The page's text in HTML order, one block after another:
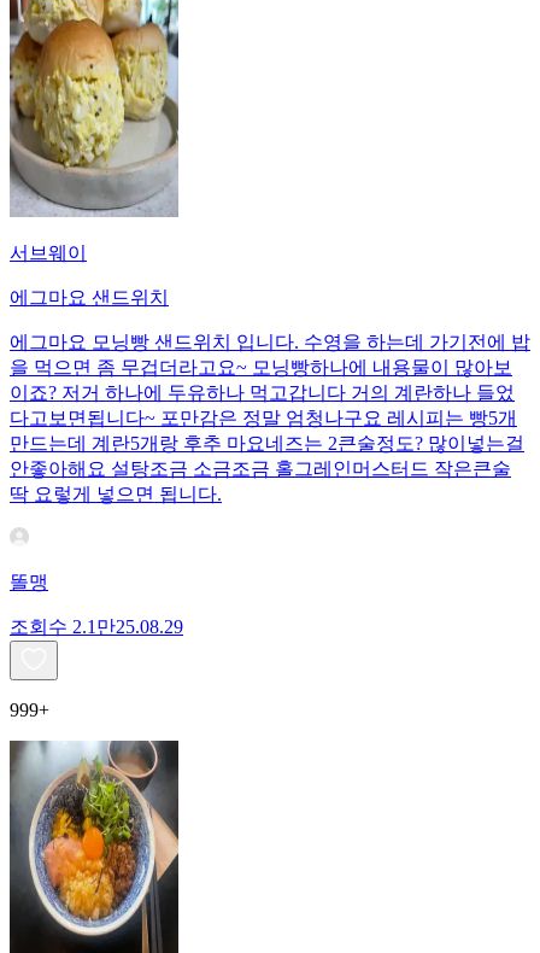
서브웨이
에그마요 샌드위치
에그마요 모닝빵 샌드위치 입니다. 수영을 하는데 가기전에 밥
을 먹으면 좀 무겁더라고요~ 모닝빵하나에 내용물이 많아보
이죠? 저거 하나에 두유하나 먹고갑니다 거의 계란하나 들었
다고보면됩니다~ 포만감은 정말 엄청나구요 레시피는 빵5개
만드는데 계란5개랑 후추 마요네즈는 2큰술정도? 많이넣는걸
안좋아해요 설탕조금 소금조금 홀그레인머스터드 작은큰술
딱 요렇게 넣으면 됩니다.
똘맹
조회수 2.1만25.08.29
999+